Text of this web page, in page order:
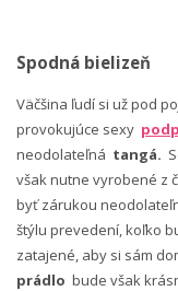
Spodná bielizeň
Väčšina ľudí si už pod
provokujúce sexy
neodolateľná tangá.
však nutne vyrobené z
byť zárukou
štýlu prevedení, koľko
zatajené, aby si sám
prádlo bude však